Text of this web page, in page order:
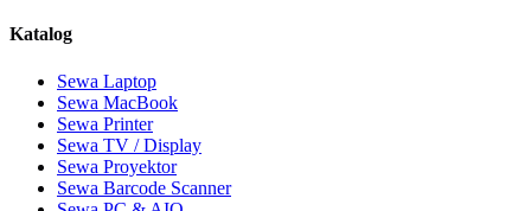
Katalog
Sewa Laptop
Sewa MacBook
Sewa Printer
Sewa TV / Display
Sewa Proyektor
Sewa Barcode Scanner